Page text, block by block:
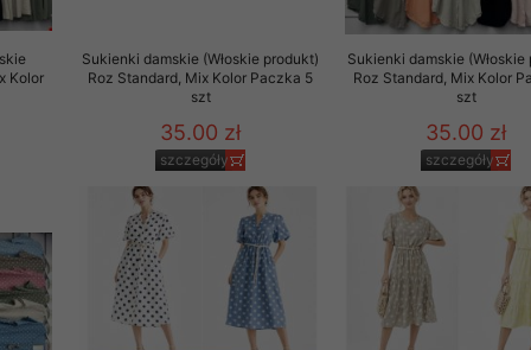
Kolor
Sukienki damskie (Włoskie produkt)
Roz Standard, Mix Kolor Paczka 5
szt
35.00 zł
szczegóły
Sukienki damskie (Włoskie
Roz Standard, Mix Kolor
szt
35.00 zł
szczegóły
wycofanie zgody nie
oraz usunięcia
zautomatyzowanemu
Twoich
osobowych.